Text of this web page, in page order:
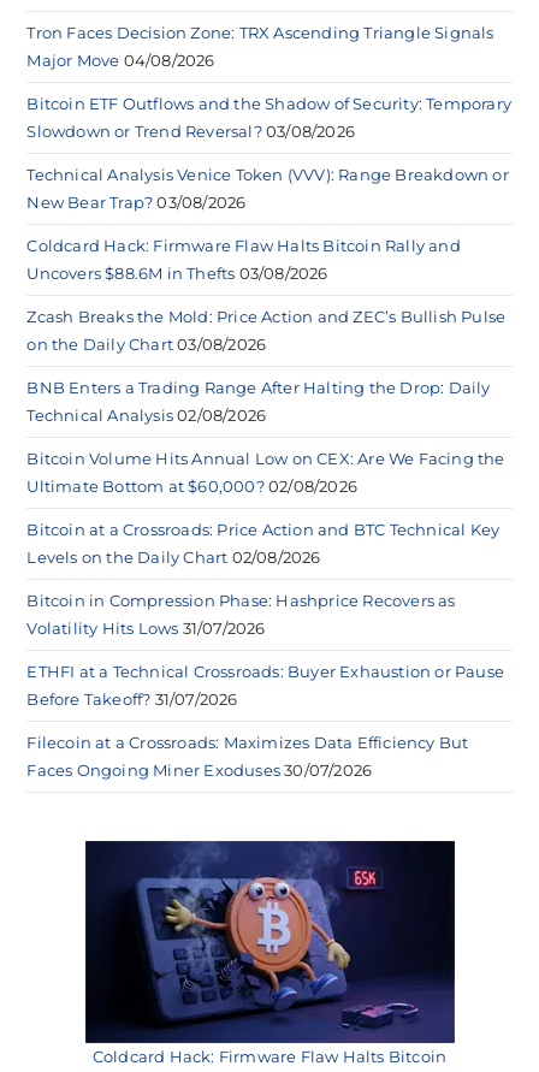
Tron Faces Decision Zone: TRX Ascending Triangle Signals
Major Move 04/08/2026
Bitcoin ETF Outflows and the Shadow of Security: Temporary
Slowdown or Trend Reversal? 03/08/2026
Technical Analysis Venice Token (VVV): Range Breakdown or
New Bear Trap? 03/08/2026
Coldcard Hack: Firmware Flaw Halts Bitcoin Rally and
Uncovers $88.6M in Thefts 03/08/2026
Zcash Breaks the Mold: Price Action and ZEC’s Bullish Pulse
on the Daily Chart 03/08/2026
BNB Enters a Trading Range After Halting the Drop: Daily
Technical Analysis 02/08/2026
Bitcoin Volume Hits Annual Low on CEX: Are We Facing the
Ultimate Bottom at $60,000? 02/08/2026
Bitcoin at a Crossroads: Price Action and BTC Technical Key
Levels on the Daily Chart 02/08/2026
Bitcoin in Compression Phase: Hashprice Recovers as
Volatility Hits Lows 31/07/2026
ETHFI at a Technical Crossroads: Buyer Exhaustion or Pause
Before Takeoff? 31/07/2026
Filecoin at a Crossroads: Maximizes Data Efficiency But
Faces Ongoing Miner Exoduses 30/07/2026
Coldcard Hack: Firmware Flaw Halts Bitcoin